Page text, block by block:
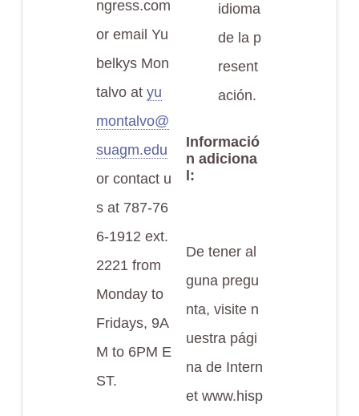
ngress.com
or email Yu
belkys Mon
talvo at yu
montalvo@
suagm.edu
or contact u
s at 787-76
6-1912 ext.
2221 from
Monday to
Fridays, 9A
M to 6PM E
ST.
idioma
de la p
resent
ación.
Informació
n adiciona
l:
De tener al
guna pregu
nta, visite n
uestra pági
na de Intern
et www.hisp